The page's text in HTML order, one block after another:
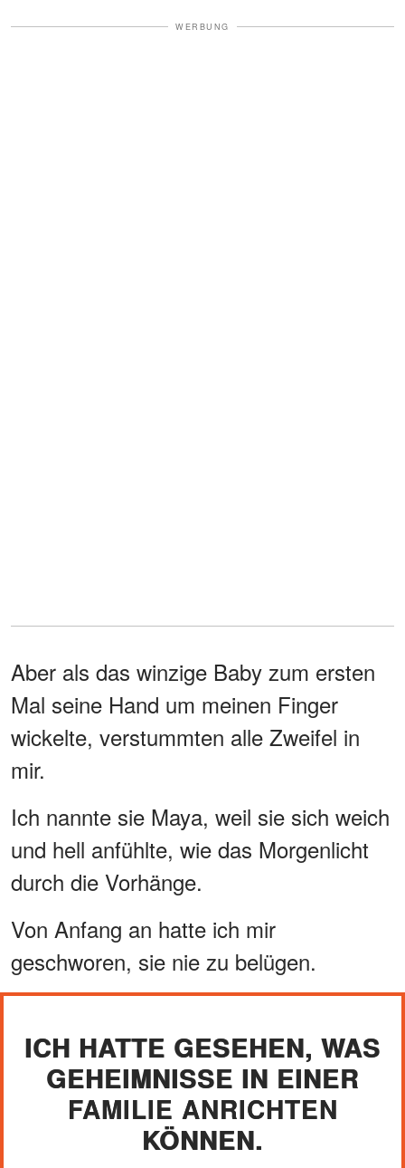
WERBUNG
Aber als das winzige Baby zum ersten
Mal seine Hand um meinen Finger
wickelte, verstummten alle Zweifel in
mir.
Ich nannte sie Maya, weil sie sich weich
und hell anfühlte, wie das Morgenlicht
durch die Vorhänge.
Von Anfang an hatte ich mir
geschworen, sie nie zu belügen.
ICH HATTE GESEHEN, WAS
GEHEIMNISSE IN EINER
FAMILIE ANRICHTEN
KÖNNEN.